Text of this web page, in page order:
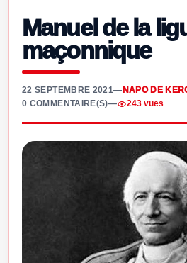
Manuel de la
maçonnique
22 SEPTEMBRE 2021— NAPO DE
0 COMMENTAIRE(S)— 243 vues